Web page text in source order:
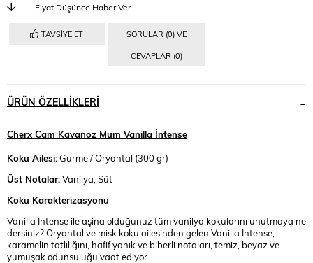
Fiyat Düşünce Haber Ver
TAVSIYE ET SORULAR (0) VE
CEVAPLAR (0)
ÜRÜN ÖZELLIKLERI
Cherx Cam Kavanoz Mum Vanilla İntense
Koku Ailesi:Gurme / Oryantal (300 gr)
Üst Notalar:Vanilya, Süt
Koku Karakterizasyonu
Vanilla Intense ile aşina olduğunuz tüm vanilya kokularını unutmaya ne
dersiniz? Oryantal ve misk koku ailesinden gelen Vanilla Intense,
karamelin tatlılığını, hafif yanık ve biberli notaları, temiz, beyaz ve
yumuşak odunsuluğu vaat ediyor.